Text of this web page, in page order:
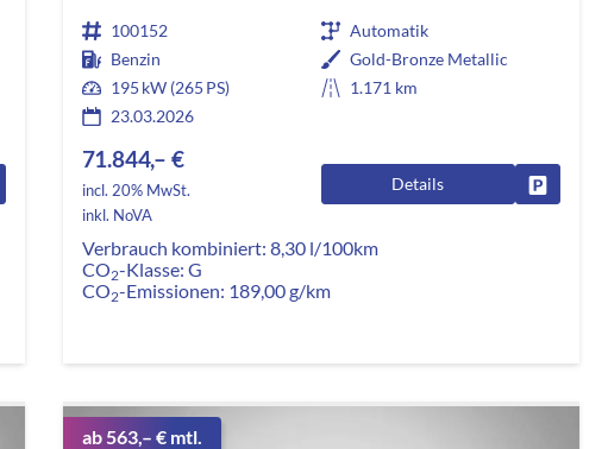
Fahrzeug parken
100152
Automatik
Benzin
Gold-Bronze Metallic
195 kW (265 PS)
1.171 km
23.03.2026
71.844,– €
incl. 20% MwSt.
inkl. NoVA
Details
Verbrauch kombiniert: 8,30 l/100km
CO2-Klasse: G
CO2-Emissionen: 189,00 g/km
ab 563,– € mtl.